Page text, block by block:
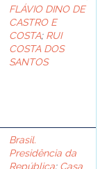
FLÁVIO DINO DE
CASTRO E
COSTA; RUI
COSTA DOS
SANTOS
Brasil.
Presidência da
República; Casa